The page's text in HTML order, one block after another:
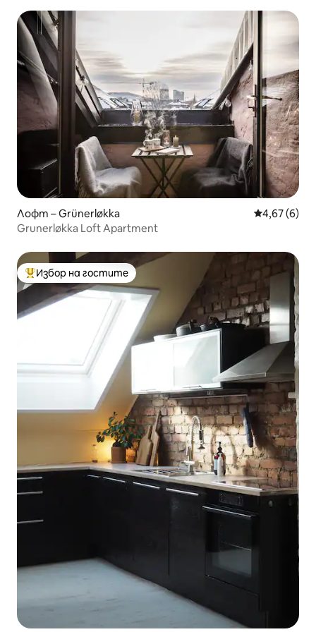
Лофт – Grünerløkka Средна
4,67 (6)
Grunerløkka Loft Apartment
Най-популярен избор на гостите
Избор на гостите